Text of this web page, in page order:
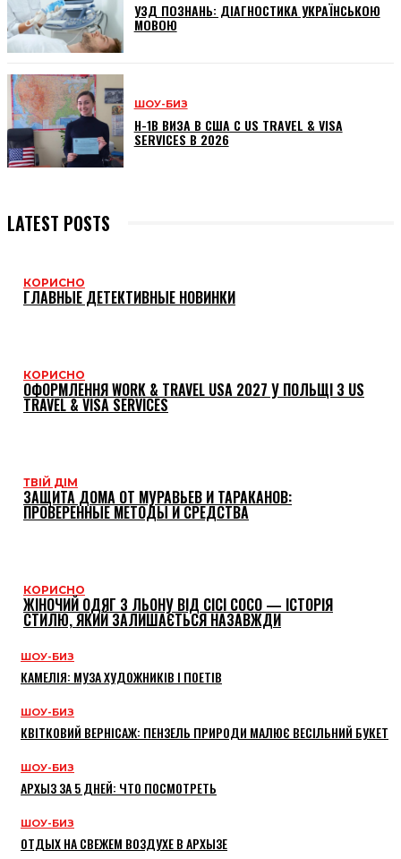
УЗД ПОЗНАНЬ: ДІАГНОСТИКА УКРАЇНСЬКОЮ
МОВОЮ
ШОУ-БИЗ
H-1B ВИЗА В США С US TRAVEL & VISA
SERVICES В 2026
LATEST POSTS
КОРИСНО
ГЛАВНЫЕ ДЕТЕКТИВНЫЕ НОВИНКИ
КОРИСНО
ОФОРМЛЕННЯ WORK & TRAVEL USA 2027 У ПОЛЬЩІ З US
TRAVEL & VISA SERVICES
ТВІЙ ДІМ
ЗАЩИТА ДОМА ОТ МУРАВЬЕВ И ТАРАКАНОВ:
ПРОВЕРЕННЫЕ МЕТОДЫ И СРЕДСТВА
КОРИСНО
ЖІНОЧИЙ ОДЯГ З ЛЬОНУ ВІД CICI COCO — ІСТОРІЯ
СТИЛЮ, ЯКИЙ ЗАЛИШАЄТЬСЯ НАЗАВЖДИ
ШОУ-БИЗ
КАМЕЛІЯ: МУЗА ХУДОЖНИКІВ І ПОЕТІВ
ШОУ-БИЗ
КВІТКОВИЙ ВЕРНІСАЖ: ПЕНЗЕЛЬ ПРИРОДИ МАЛЮЄ ВЕСІЛЬНИЙ БУКЕТ
ШОУ-БИЗ
АРХЫЗ ЗА 5 ДНЕЙ: ЧТО ПОСМОТРЕТЬ
ШОУ-БИЗ
ОТДЫХ НА СВЕЖЕМ ВОЗДУХЕ В АРХЫЗЕ